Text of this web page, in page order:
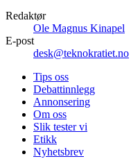
Redaktør
Ole Magnus Kinapel
E-post
desk@teknokratiet.no
Tips oss
Debattinnlegg
Annonsering
Om oss
Slik tester vi
Etikk
Nyhetsbrev